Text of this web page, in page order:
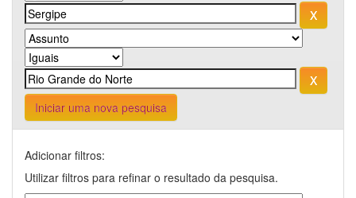
Iniciar uma nova pesquisa
Adicionar filtros:
Utilizar filtros para refinar o resultado da pesquisa.